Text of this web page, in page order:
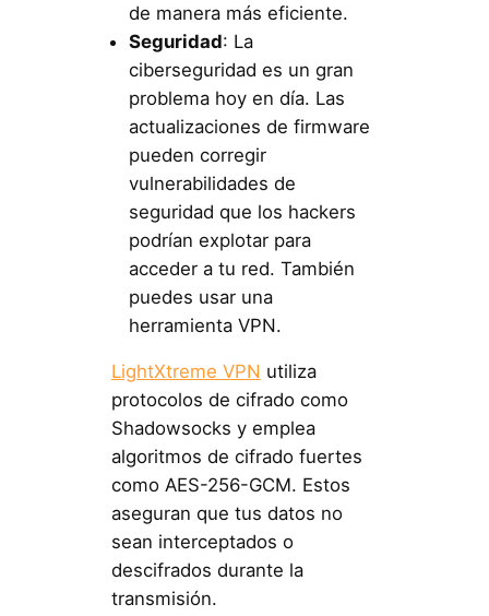
de manera más eficiente.
Seguridad: La
ciberseguridad es un gran
problema hoy en día. Las
actualizaciones de firmware
pueden corregir
vulnerabilidades de
seguridad que los hackers
podrían explotar para
acceder a tu red. También
puedes usar una
herramienta VPN.
LightXtreme VPN utiliza
protocolos de cifrado como
Shadowsocks y emplea
algoritmos de cifrado fuertes
como AES-256-GCM. Estos
aseguran que tus datos no
sean interceptados o
descifrados durante la
transmisión.